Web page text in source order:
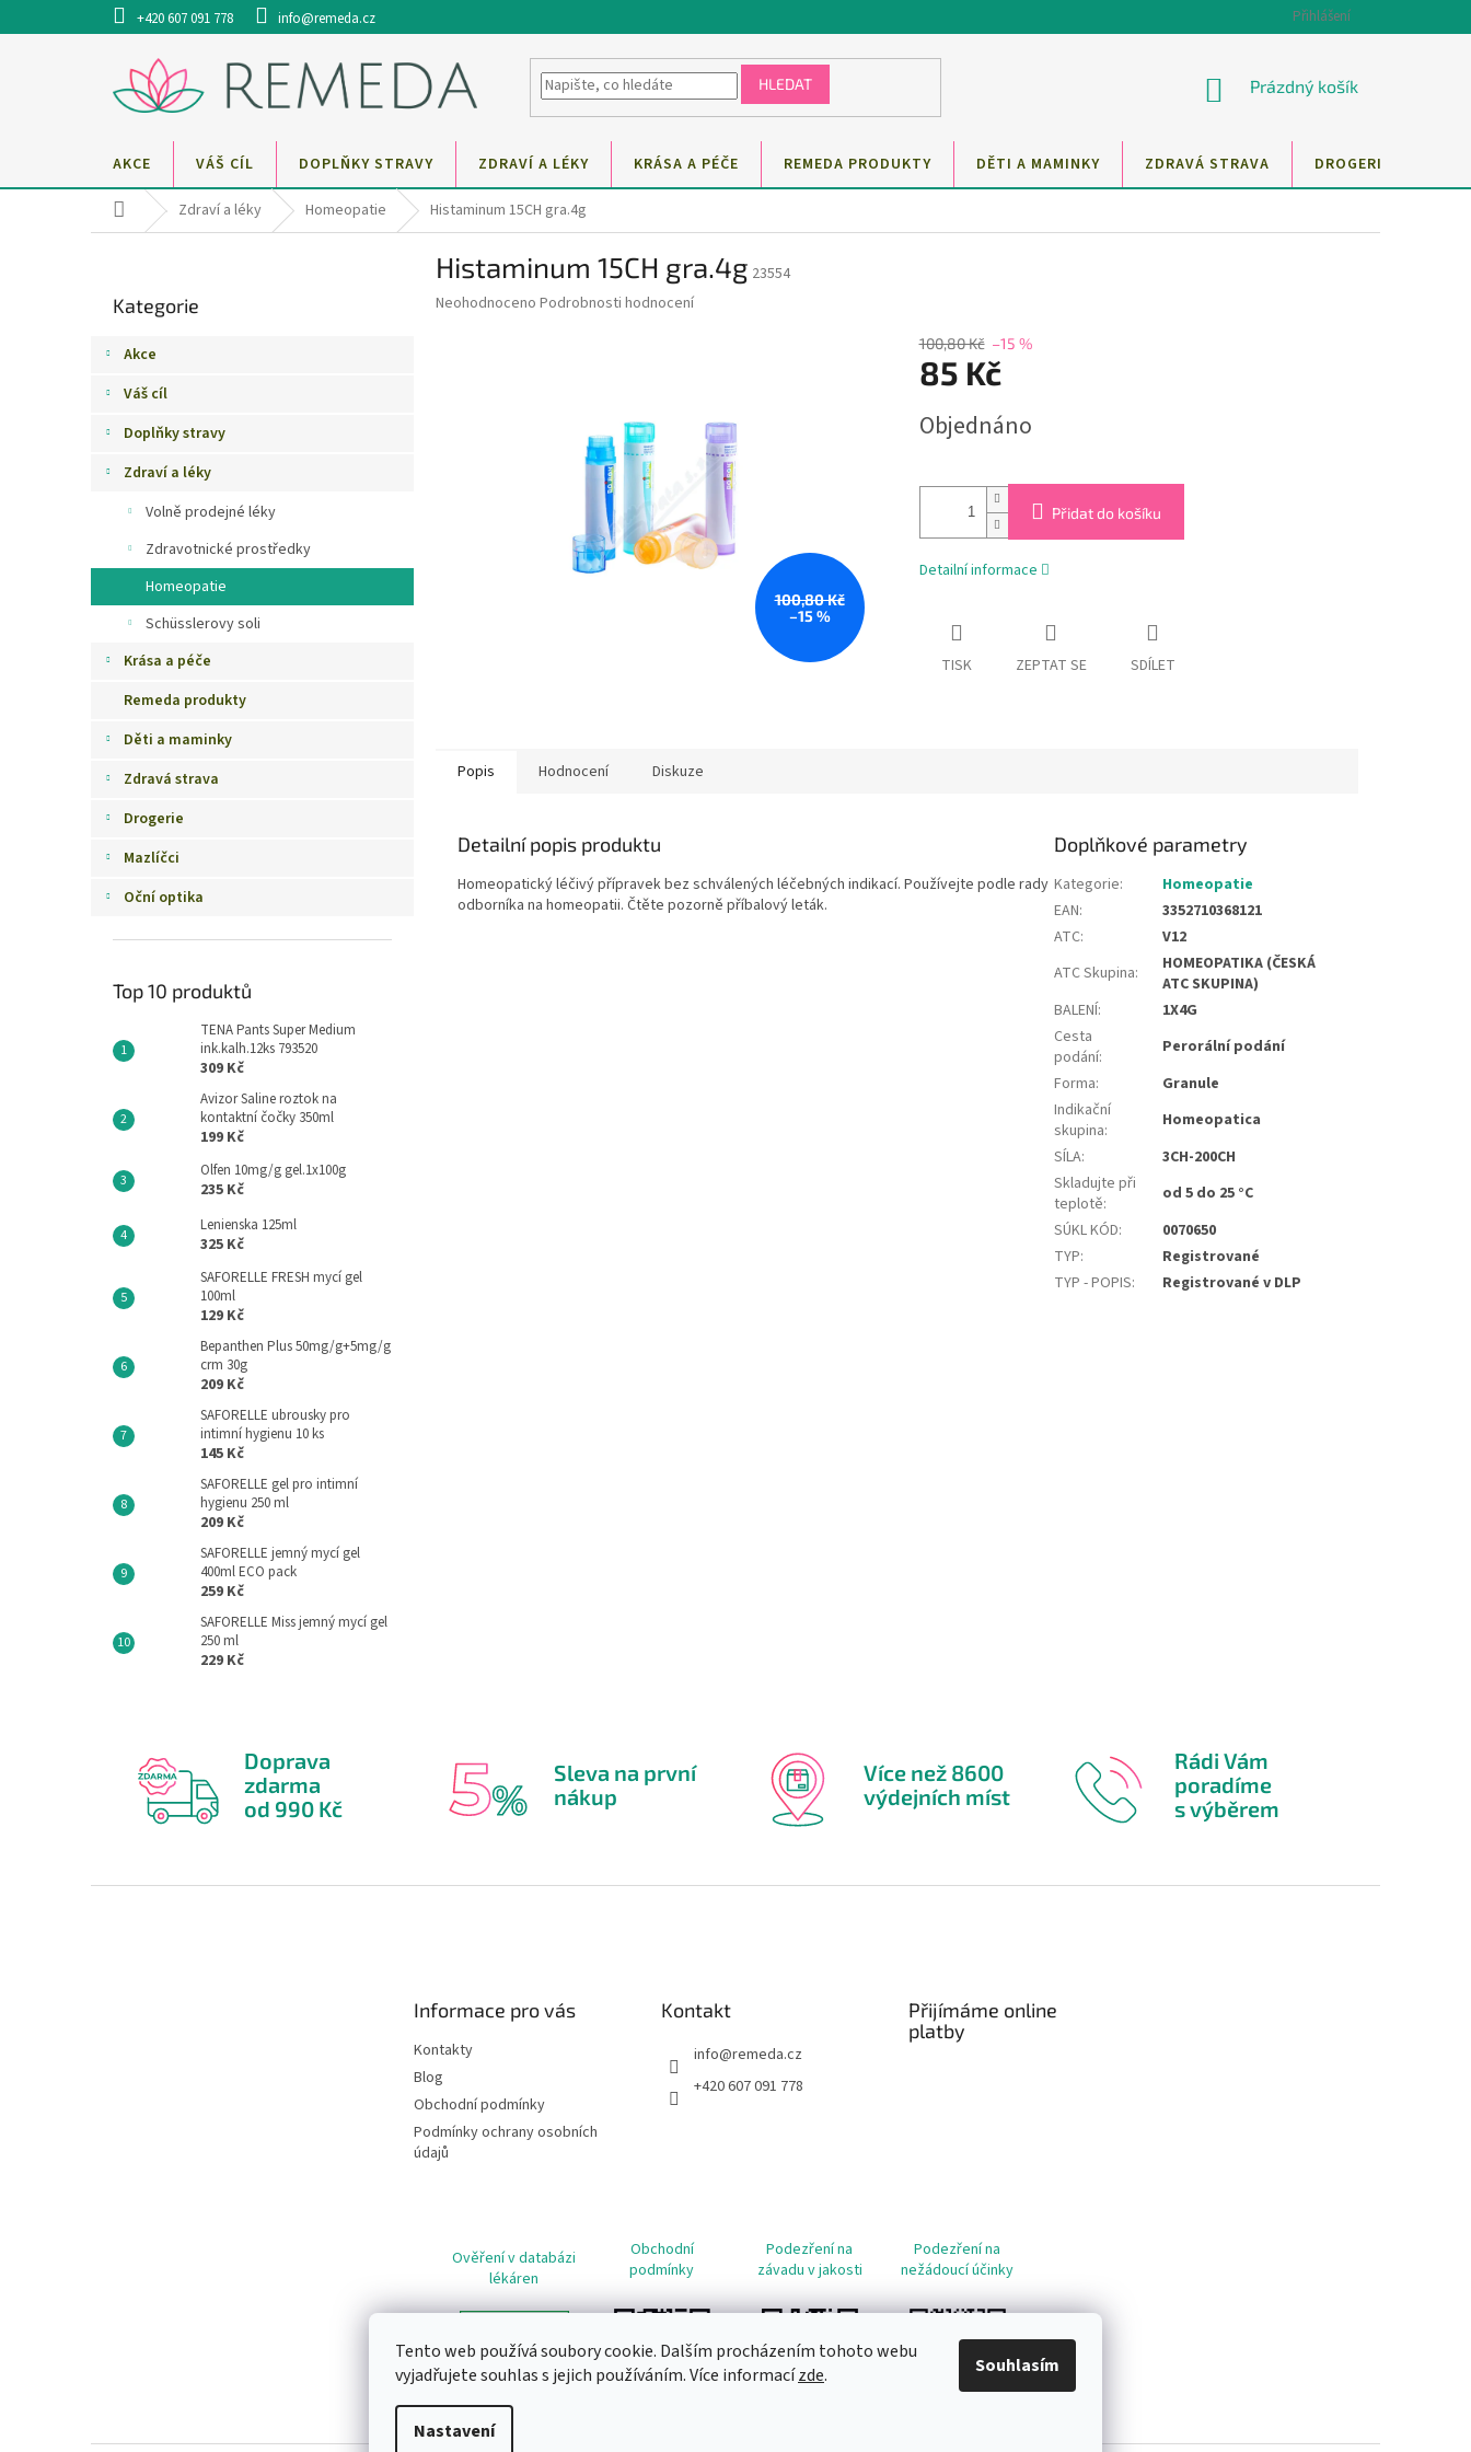
Tento web používá soubory cookie. Dalším procházením tohoto webu
vyjadřujete souhlas s jejich používáním. Více informacízde.
Nastavení
Souhlasím
na
+420 607 091 778 info@remeda.cz Přihlášení
HLEDAT
NÁKUPNÍ
Prázdný košík
AKCE VÁŠ CÍL DOPLŇKY STRAVY ZDRAVÍ A LÉKY KRÁSA A PÉČE REMEDA PRODUKTY DĚTI A MAMINKY ZDRAVÁ STRAVA DROGERIE
Domů Zdraví a léky Homeopatie Histaminum 15CH gra.4g
kategorie
Kategorie
Akce
Váš cíl
Doplňky stravy
Zdraví a léky
Volně prodejné léky
Zdravotnické prostředky
Homeopatie
Schüsslerovy soli
Krása a péče
Remeda produkty
Děti a maminky
Zdravá strava
Drogerie
Mazlíčci
Oční optika
Top 10 produktů
TENA Pants Super Medium
ink.kalh.12ks 793520
309 Kč
Avizor Saline roztok na
kontaktní čočky 350ml
199 Kč
Olfen 10mg/g gel.1x100g
235 Kč
Lenienska 125ml
325 Kč
SAFORELLE FRESH mycí gel
100ml
129 Kč
Bepanthen Plus 50mg/g+5mg/g
crm 30g
209 Kč
SAFORELLE ubrousky pro
intimní hygienu 10 ks
145 Kč
SAFORELLE gel pro intimní
hygienu 250 ml
209 Kč
SAFORELLE jemný mycí gel
400ml ECO pack
259 Kč
SAFORELLE Miss jemný mycí gel
250 ml
229 Kč
Histaminum 15CH gra.4g 23554
Průměrné
Neohodnoceno Podrobnosti hodnocení
100,80 Kč
–15 %
100,80 Kč –15 %
85 Kč
cena:
Objednáno
Přidat do košíku
Detailní informace
TISK ZEPTAT SE SDÍLET
Popis Hodnocení Diskuze
Detailní popis produktu
Homeopatický léčivý přípravek bez schválených léčebných indikací. Používejte podle rady
odborníka na homeopatii. Čtěte pozorně příbalový leták.
Doplňkové parametry
Kategorie:
Homeopatie
EAN:
3352710368121
ATC:
V12
ATC Skupina:
HOMEOPATIKA (ČESKÁ
ATC SKUPINA)
BALENÍ:
1X4G
Cesta
podání:
Perorální podání
Forma:
Granule
Indikační
skupina:
Homeopatica
SÍLA:
3CH-200CH
Skladujte při
teplotě:
od 5 do 25 °C
SÚKL KÓD:
0070650
TYP:
Registrované
TYP - POPIS: Registrované v DLP
Doprava
zdarma
od 990 Kč
Sleva na první
nákup
Více než 8600
výdejních míst
Rádi Vám
poradíme
s výběrem
Informace pro vás
Kontakty
Blog
Obchodní podmínky
Podmínky ochrany osobních
údajů
Kontakt
info@remeda.cz
+420 607 091 778
Přijímáme online
platby
Ověření v databázi
lékáren
Obchodní
podmínky
Podezření na
závadu v jakosti
Podezření na
nežádoucí účinky